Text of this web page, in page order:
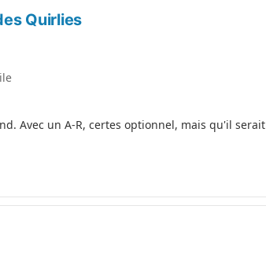
Quirlies
Avec un A-R, certes optionnel, mais qu'il serait